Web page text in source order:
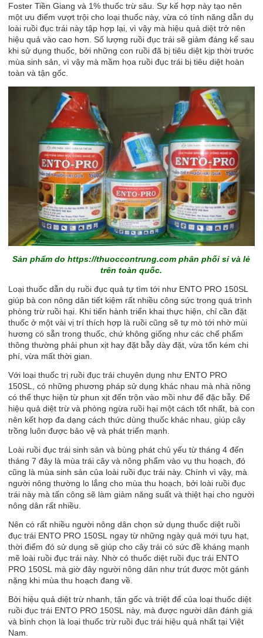
Foster Tiền Giang và 1% thuốc trừ sâu. Sự kế hợp này tạo nên
một ưu điểm vượt trội cho loại thuốc này, vừa có tính năng dẫn dụ
loài ruồi đục trái này tập hợp lại, vì vậy mà hiệu quả diệt trở nên
hiệu quả vào cao hơn. Số lượng ruồi đục trái sẽ giảm đáng kể sau
khi sử dụng thuốc, bởi những con ruồi đã bị tiêu diệt kịp thời trước
mùa sinh sản, vì vậy mà mầm họa ruồi đục trái bị tiêu diệt hoàn
toàn và tận gốc.
Sản phẩm dohttps://thuoccontrung.com phân phối sỉ và lẻ
trên toàn quốc.
Loại thuốc dẫn dụ ruồi đục quả tự tìm tới như ENTO PRO 150SL
giúp bà con nông dân tiết kiệm rất nhiều công sức trong quá trình
phòng trừ ruồi hại. Khi tiến hành triển khai thực hiện, chỉ cần đặt
thuốc ở một vài vị trí thích hợp là ruồi cũng sẽ tự mò tới nhờ mùi
hương có sẵn trong thuốc, chứ không giống như các chế phẩm
thông thường phải phun xịt hay đặt bẫy dày đặt, vừa tốn kém chi
phí, vừa mất thời gian.
Với loại thuốc trị ruồi đục trái chuyên dụng như ENTO PRO
150SL, có những phương pháp sử dụng khác nhau mà nhà nông
có thể thực hiện từ phun xịt đến trộn vào mồi như để đặc bẫy. Để
hiệu quả diệt trừ và phòng ngừa ruồi hại một cách tốt nhất, bà con
nên kết hợp đa dạng cách thức dùng thuốc khác nhau, giúp cây
trồng luôn được bảo vệ và phát triển mạnh.
Loài ruồi đục trái sinh sản và bùng phát chủ yếu từ tháng 4 đến
tháng 7 đây là mùa trái cây và nông phẩm vào vụ thu hoạch, đó
cũng là mùa sinh sản của loài ruồi đục trái này. Chính vì vậy, mà
người nông thường lo lắng cho mùa thu hoạch, bởi loài ruồi đục
trái này mà tấn công sẽ làm giảm năng suất và thiệt hại cho người
nông dân rất nhiều.
Nên có rất nhiều người nông dân chọn sử dụng thuốc diệt ruồi
đục trái ENTO PRO 150SL ngay từ những ngày quả mới tựu hạt,
thời điểm đó sử dụng sẽ giúp cho cây trái có sức đề kháng mạnh
mẽ loài ruồi đục trái này. Nhờ có thuốc diệt ruồi đục trái ENTO
PRO 150SL mà giờ đây người nông dân như trút được một gánh
nặng khi mùa thu hoạch đang về.
Bởi hiệu quả diệt trừ nhanh, tận gốc và triệt để của loại thuốc diệt
ruồi đục trái ENTO PRO 150SL
này, mà được người dân đánh giá
và bình chọn là loại thuốc trừ ruồi đục trái hiệu quả nhất tại Việt
Nam.